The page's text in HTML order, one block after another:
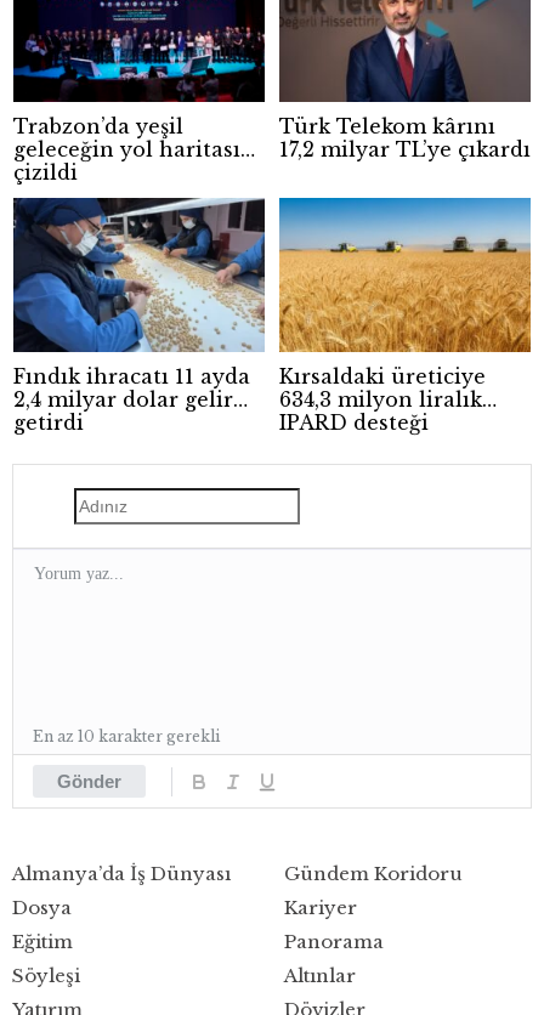
Trabzon’da yeşil
geleceğin yol haritası
çizildi
Türk Telekom kârını
17,2 milyar TL’ye çıkardı
Fındık ihracatı 11 ayda
2,4 milyar dolar gelir
getirdi
Kırsaldaki üreticiye
634,3 milyon liralık
IPARD desteği
Gönder
En az 10 karakter gerekli
Almanya’da İş Dünyası
Dosya
Eğitim
Gündem Koridoru
Kariyer
Panorama
Söyleşi
Yatırım
Altınlar
Dövizler